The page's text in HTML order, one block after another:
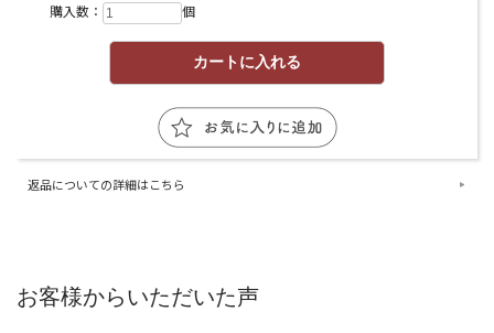
購入数： 個
返品についての詳細はこちら
お客様からいただいた声